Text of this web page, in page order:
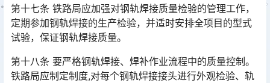
第十七条 铁路局应加强对钢轨焊接质量检验的管理工作，
定期参加钢轨焊接的生产检验，并适时安排全项目的型式
试验，保证钢轨焊接质量。
第十八条 要严格钢轨焊接、焊补作业流程中的质量控制。
铁路局应制定制度,对每个钢轨焊接接头进行外观检验、轨